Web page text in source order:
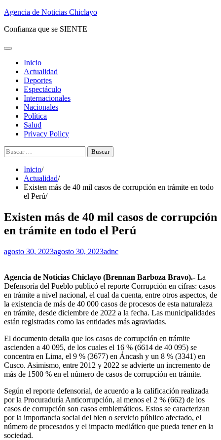
Saltar
contenido
Agencia de Noticias Chiclayo
Confianza que se SIENTE
Inicio
Actualidad
Deportes
Espectáculo
Internacionales
Nacionales
Política
Salud
Privacy Policy
Buscar:
Inicio
Actualidad
Existen más de 40 mil casos de corrupción en trámite en todo
el Perú
Existen más de 40 mil casos de corrupción
en trámite en todo el Perú
agosto 30, 2023agosto 30, 2023adnc
Agencia de Noticias Chiclayo (Brennan Barboza Bravo).- La
Defensoría del Pueblo publicó el reporte Corrupción en cifras: casos
en trámite a nivel nacional, el cual da cuenta, entre otros aspectos, de
la existencia de más de 40 000 casos de procesos de esta naturaleza
en trámite, desde diciembre de 2022 a la fecha. Las municipalidades
están registradas como las entidades más agraviadas.
El documento detalla que los casos de corrupción en trámite
ascienden a 40 095, de los cuales el 16 % (6614 de 40 095) se
concentra en Lima, el 9 % (3677) en Áncash y un 8 % (3341) en
Cusco. Asimismo, entre 2012 y 2022 se advierte un incremento de
más de 1500 % en el número de casos de corrupción en trámite.
Según el reporte defensorial, de acuerdo a la calificación realizada
por la Procuraduría Anticorrupción, al menos el 2 % (662) de los
casos de corrupción son casos emblemáticos. Estos se caracterizan
por la importancia social del bien o servicio público afectado, el
número de procesados y el impacto mediático que pueda tener en la
sociedad.